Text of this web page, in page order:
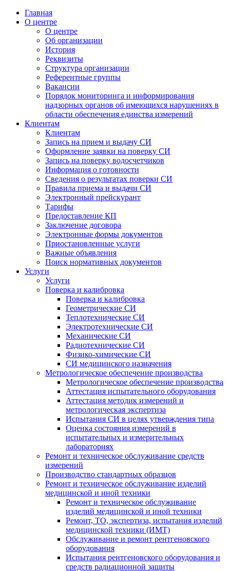
Главная
О центре
О центре
Об организации
История
Реквизиты
Структура организации
Референтные группы
Вакансии
Порядок мониторинга и информирования
надзорных органов об имеющихся нарушениях в
области обеспечения единства измерений
Клиентам
Клиентам
Запись на прием и выдачу СИ
Оформление заявки на поверку СИ
Запись на поверку водосчетчиков
Информация о готовности
Сведения о результатах поверки СИ
Правила приема и выдачи СИ
Электронный прейскурант
Тарифы
Предоставление КП
Заключение договора
Электронные формы документов
Приостановленные услуги
Важные объявления
Поиск нормативных документов
Услуги
Услуги
Поверка и калибровка
Поверка и калибровка
Геометрические СИ
Теплотехнические СИ
Электротехнические СИ
Механические СИ
Радиотехнические СИ
Физико-химические СИ
СИ медицинского назначения
Метрологическое обеспечение производства
Метрологическое обеспечение производства
Аттестация испытательного оборудования
Аттестация методик измерений и
метрологическая экспертиза
Испытания СИ в целях утверждения типа
Оценка состояния измерений в
испытательных и измерительных
лабораториях
Ремонт и техническое обслуживание средств
измерений
Производство стандартных образцов
Ремонт и техническое обслуживание изделий
медицинской и иной техники
Ремонт и техническое обслуживание
изделий медицинской и иной техники
Ремонт, ТО, экспертиза, испытания изделий
медицинской техники (ИМТ)
Обслуживание и ремонт рентгеновского
оборудования
Испытания рентгеновского оборудования и
средств радиационной защиты